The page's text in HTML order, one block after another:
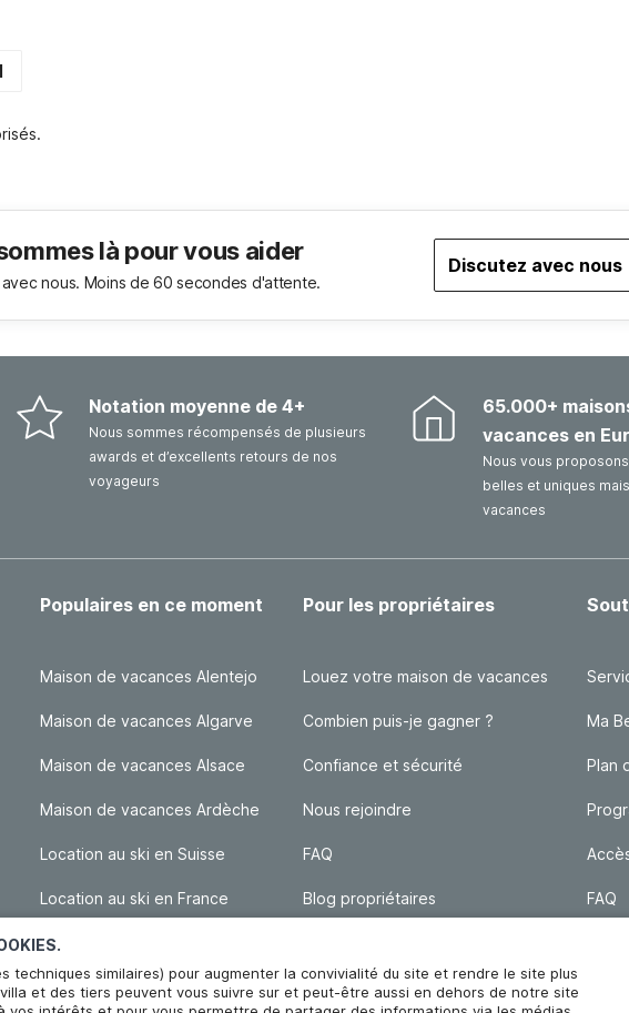
techniques similaires) pour augmenter la convivialité du site et rendre le site plus
et des tiers peuvent vous suivre sur et peut-être aussi en dehors de notre site
là pour vous aider
nous. Moins de 60 secondes d'attente.
Discutez avec nous
Notation moyenne de 4+
Nous sommes récompensés de plusieurs
awards et d’excellents retours de nos
voyageurs
65.000+
vacances en
Nous vous
belles et uniques
vacances
Populaires en ce moment
Maison de vacances Alentejo
Maison de vacances Algarve
Maison de vacances Alsace
Maison de vacances Ardèche
Location au ski en Suisse
Location au ski en France
Pour les propriétaires
Louez votre maison de vacances
Combien puis-je gagner ?
Confiance et sécurité
Nous rejoindre
FAQ
Blog propriétaires
Ma
Plan
FAQ